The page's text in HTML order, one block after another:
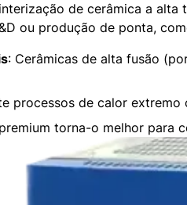
de cerâmica a alta
ou produção de ponta,
: Cerâmicas de alta fusão
processos de calor
torna-o melhor para